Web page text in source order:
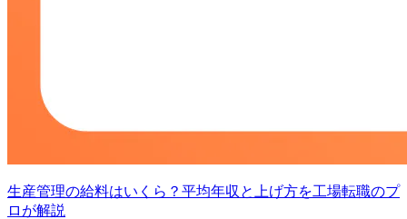
生産管理の給料はいくら？平均年収と上げ方を工場転職のプ
ロが解説